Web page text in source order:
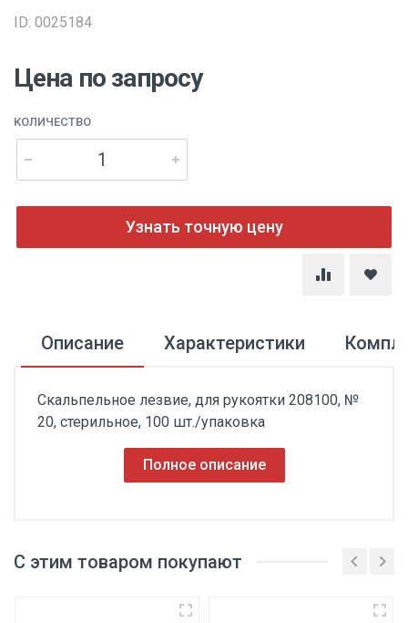
ID: 0025184
Цена по запросу
КОЛИЧЕСТВО
Узнать точную цену
Описание Характеристики
Скальпельное лезвие, для рукоятки 208100, №
20, стерильное, 100 шт./упаковка
Полное описание
С этим товаром покупают